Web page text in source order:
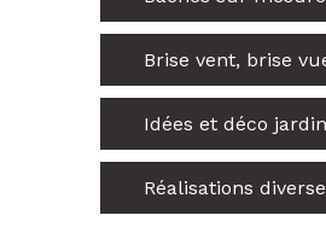
Brise vent, brise
Idées et déco jardin
Réalisations